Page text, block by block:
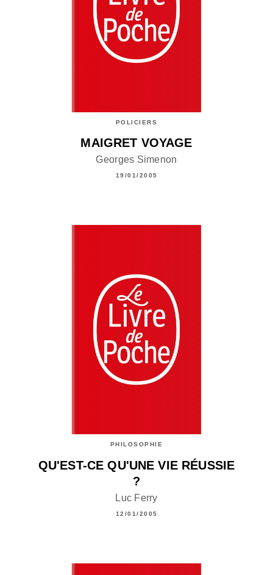
POLICIERS
MAIGRET VOYAGE
Georges Simenon
19/01/2005
PHILOSOPHIE
QU'EST-CE QU'UNE VIE RÉUSSIE
?
Luc Ferry
12/01/2005